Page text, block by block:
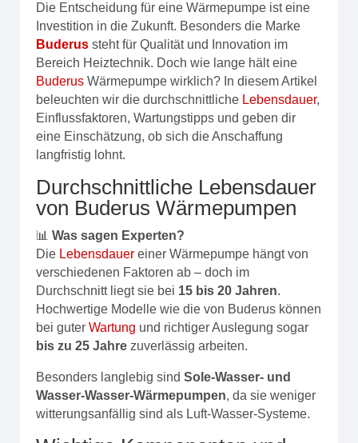
Die Entscheidung für eine Wärmepumpe ist eine
Investition in die Zukunft. Besonders die Marke
Buderus steht für Qualität und Innovation im
Bereich Heiztechnik. Doch wie lange hält eine
Buderus Wärmepumpe wirklich? In diesem Artikel
beleuchten wir die durchschnittliche Lebensdauer,
Einflussfaktoren, Wartungstipps und geben dir
eine Einschätzung, ob sich die Anschaffung
langfristig lohnt.
Durchschnittliche Lebensdauer
von Buderus Wärmepumpen
📊 Was sagen Experten?
Die Lebensdauer einer Wärmepumpe hängt von
verschiedenen Faktoren ab – doch im
Durchschnitt liegt sie bei 15 bis 20 Jahren.
Hochwertige Modelle wie die von Buderus können
bei guter Wartung und richtiger Auslegung sogar
bis zu 25 Jahre zuverlässig arbeiten.
Besonders langlebig sind Sole-Wasser- und
Wasser-Wasser-Wärmepumpen, da sie weniger
witterungsanfällig sind als Luft-Wasser-Systeme.